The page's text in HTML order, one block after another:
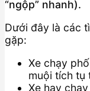
“ngộp” nhanh).
Dưới đây là các
gặp:
Xe chạy
muội tích tụ
Xe hay